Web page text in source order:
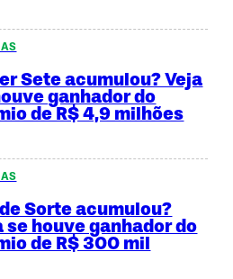
Sete acumulou? Veja
ganhador do
de R$ 4,9 milhões
Sorte acumulou?
se houve ganhador do
de R$ 300 mil